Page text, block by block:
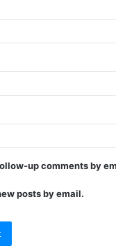
up comments by
posts by email.